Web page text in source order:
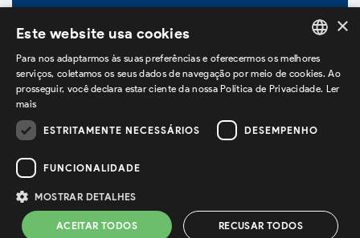
Governança Corporativa
Estatuto Social
estamos no LinkedIn
Política de Privacidade Termos de Uso
PORTUGUESE
×
Este website usa cookies
Para nos adaptarmos às suas preferências e oferecermos os melhores
serviços, coletamos os seus dados de navegação por meio de cookies. Ao
prosseguir, você declara estar ciente da nossa Política de Privacidade. Ler
mais
ESTRITAMENTE NECESSÁRIOS DESEMPENHO
FUNCIONALIDADE
MOSTRAR DETALHES
ACEITAR TODOS RECUSAR TODOS